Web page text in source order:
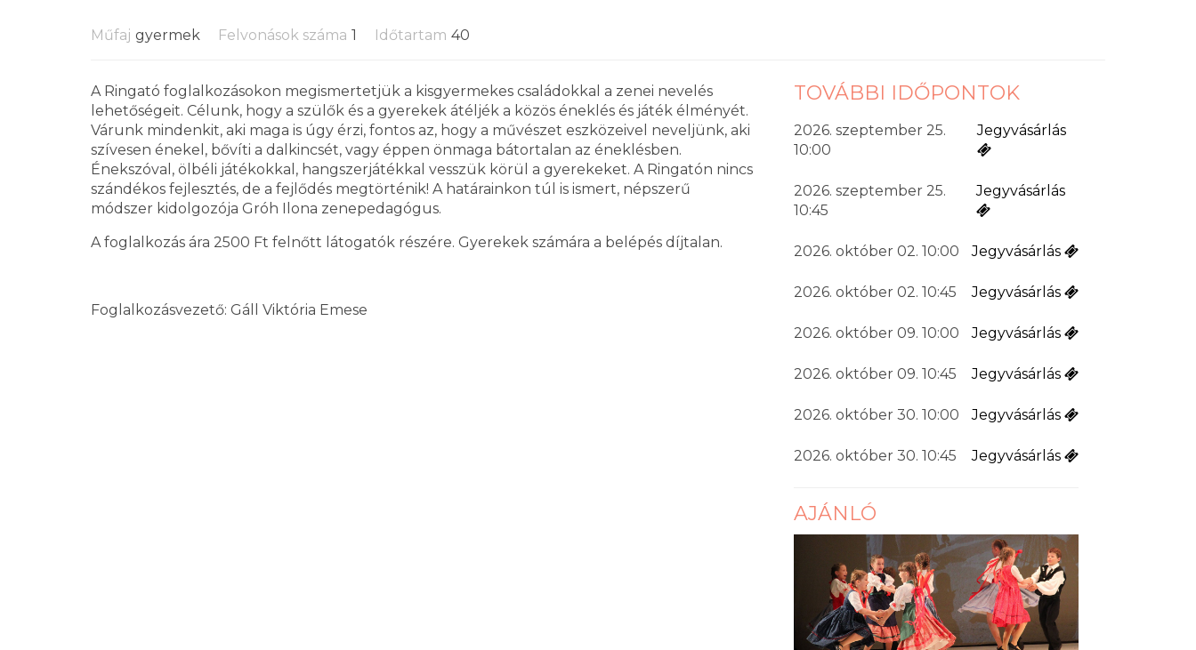
Műfaj gyermek Felvonások száma 1 Időtartam 40
A Ringató foglalkozásokon megismertetjük a kisgyermekes családokkal a zenei nevelés
lehetőségeit. Célunk, hogy a szülők és a gyerekek átéljék a közös éneklés és játék élményét.
Várunk mindenkit, aki maga is úgy érzi, fontos az, hogy a művészet eszközeivel neveljünk, aki
szívesen énekel, bővíti a dalkincsét, vagy éppen önmaga bátortalan az éneklésben.
Énekszóval, ölbéli játékokkal, hangszerjátékkal vesszük körül a gyerekeket. A Ringatón nincs
szándékos fejlesztés, de a fejlődés megtörténik! A határainkon túl is ismert, népszerű
módszer kidolgozója Gróh Ilona zenepedagógus.
A foglalkozás ára 2500 Ft felnőtt látogatók részére. Gyerekek számára a belépés díjtalan.
Foglalkozásvezető: Gáll Viktória Emese
TOVÁBBI IDŐPONTOK
2026. szeptember 25.
10:00
Jegyvásárlás
2026. szeptember 25.
10:45
Jegyvásárlás
2026. október 02. 10:00 Jegyvásárlás
2026. október 02. 10:45 Jegyvásárlás
2026. október 09. 10:00 Jegyvásárlás
2026. október 09. 10:45 Jegyvásárlás
2026. október 30. 10:00 Jegyvásárlás
2026. október 30. 10:45 Jegyvásárlás
AJÁNLÓ